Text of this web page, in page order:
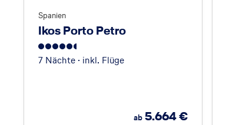
Spanien
Ikos Porto Petro
5.5
7 Nächte · inkl. Flüge
ab 5.664€